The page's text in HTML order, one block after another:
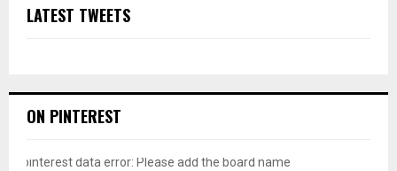
LATEST TWEETS
ON PINTEREST
pinterest data error: Please add the board name